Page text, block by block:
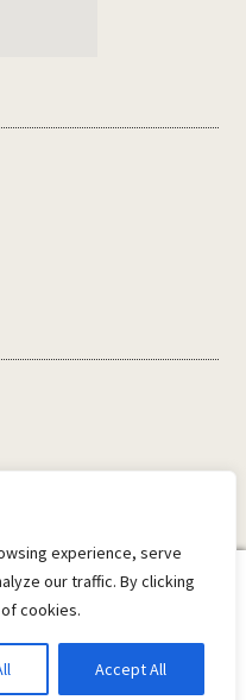
experience, serve
our traffic. By clicking
cookies.
Accept All
When autocomplete
0